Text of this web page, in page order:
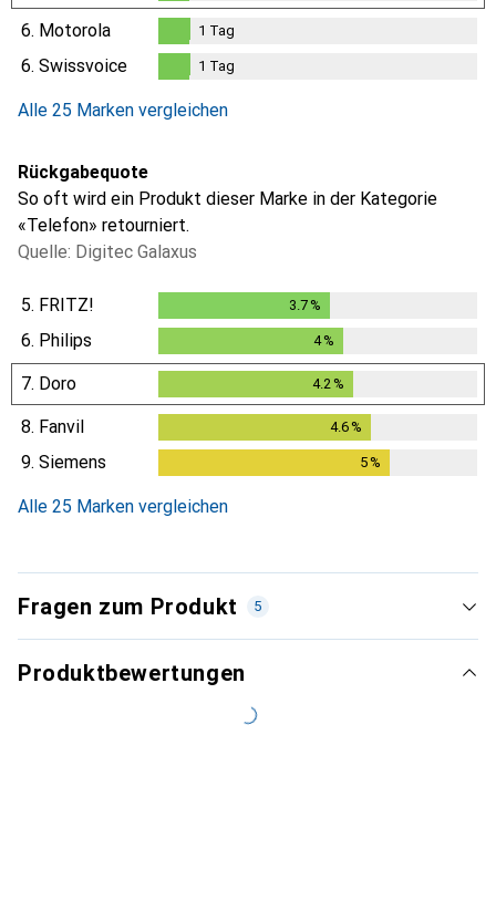
1Tag
6. Motorola
Tag
1 Tag
6. Swissvoice 1 Tag
Alle 25 Marken vergleichen
Rückgabequote
So oft wird ein Produkt dieser Marke in der Kategorie
«Telefon» retourniert.
Quelle: Digitec Galaxus
5. FRITZ! 3.7%
6. Philips 4%
7. Doro 4.2%
8. Fanvil 4.6 %
9. Siemens 5%
Alle 25 Marken vergleichen
Fragen zum Produkt 5
Produktbewertungen